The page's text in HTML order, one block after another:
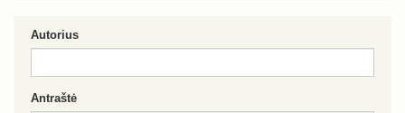
Autorius
Antraštė